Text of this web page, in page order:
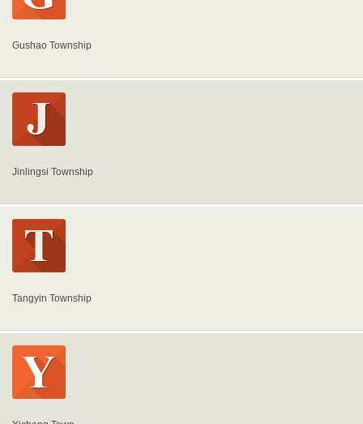
Gushao Township
Jinlingsi Township
Tangyin Township